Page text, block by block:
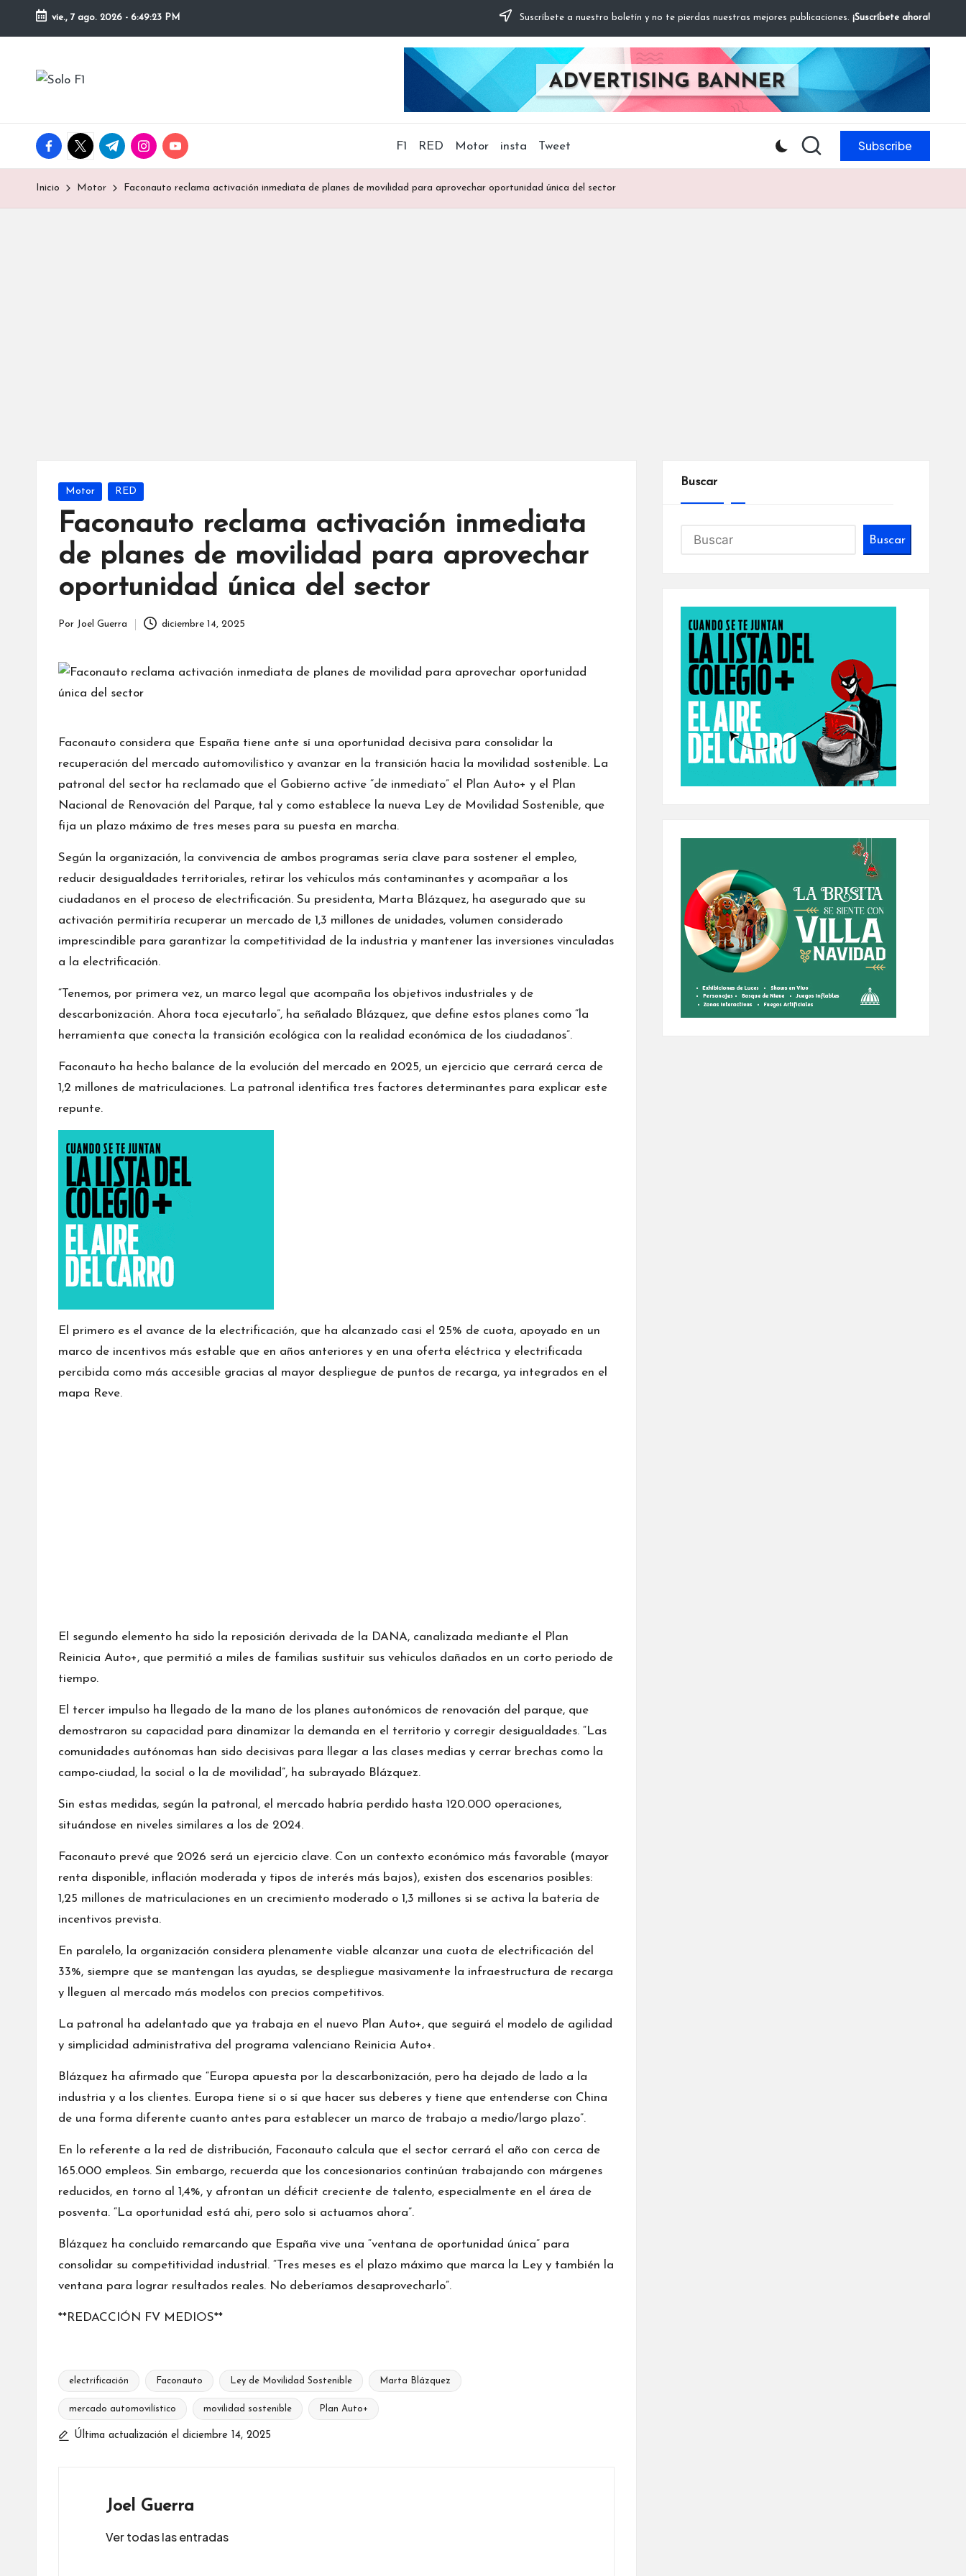
Saltar
contenido
vie., 7 ago. 2026 - 6:49:24 PM Suscríbete a nuestro boletín y no te pierdas nuestras mejores publicaciones. ¡Suscríbete ahora!
S
l
o
F
Para
la
F1
facebook.com
twitter.com
t.me instagram.com
youtube.com F1 RED Motor insta Tweet Subscribe
Inicio Motor Faconauto reclama activación inmediata de planes de movilidad para aprovechar oportunidad única del sector
Publicada
en
Motor RED
Faconauto reclama activación inmediata
de planes de movilidad para aprovechar
oportunidad única del sector
Por Joel Guerra diciembre 14, 2025
Faconauto considera que España tiene ante sí una oportunidad decisiva para consolidar la
recuperación del mercado automovilístico y avanzar en la transición hacia la movilidad sostenible. La
patronal del sector ha reclamado que el Gobierno active “de inmediato” el Plan Auto+ y el Plan
Nacional de Renovación del Parque, tal y como establece la nueva Ley de Movilidad Sostenible, que
fija un plazo máximo de tres meses para su puesta en marcha.
Según la organización, la convivencia de ambos programas sería clave para sostener el empleo,
reducir desigualdades territoriales, retirar los vehículos más contaminantes y acompañar a los
ciudadanos en el proceso de electrificación. Su presidenta, Marta Blázquez, ha asegurado que su
activación permitiría recuperar un mercado de 1,3 millones de unidades, volumen considerado
imprescindible para garantizar la competitividad de la industria y mantener las inversiones vinculadas
a la electrificación.
“Tenemos, por primera vez, un marco legal que acompaña los objetivos industriales y de
descarbonización. Ahora toca ejecutarlo”, ha señalado Blázquez, que define estos planes como “la
herramienta que conecta la transición ecológica con la realidad económica de los ciudadanos”.
Faconauto ha hecho balance de la evolución del mercado en 2025, un ejercicio que cerrará cerca de
1,2 millones de matriculaciones. La patronal identifica tres factores determinantes para explicar este
repunte.
El primero es el avance de la electrificación, que ha alcanzado casi el 25% de cuota, apoyado en un
marco de incentivos más estable que en años anteriores y en una oferta eléctrica y electrificada
percibida como más accesible gracias al mayor despliegue de puntos de recarga, ya integrados en el
mapa Reve.
El segundo elemento ha sido la reposición derivada de la DANA, canalizada mediante el Plan
Reinicia Auto+, que permitió a miles de familias sustituir sus vehículos dañados en un corto periodo de
tiempo.
El tercer impulso ha llegado de la mano de los planes autonómicos de renovación del parque, que
demostraron su capacidad para dinamizar la demanda en el territorio y corregir desigualdades. “Las
comunidades autónomas han sido decisivas para llegar a las clases medias y cerrar brechas como la
campo-ciudad, la social o la de movilidad”, ha subrayado Blázquez.
Sin estas medidas, según la patronal, el mercado habría perdido hasta 120.000 operaciones,
situándose en niveles similares a los de 2024.
Faconauto prevé que 2026 será un ejercicio clave. Con un contexto económico más favorable (mayor
renta disponible, inflación moderada y tipos de interés más bajos), existen dos escenarios posibles:
1,25 millones de matriculaciones en un crecimiento moderado o 1,3 millones si se activa la batería de
incentivos prevista.
En paralelo, la organización considera plenamente viable alcanzar una cuota de electrificación del
33%, siempre que se mantengan las ayudas, se despliegue masivamente la infraestructura de recarga
y lleguen al mercado más modelos con precios competitivos.
La patronal ha adelantado que ya trabaja en el nuevo Plan Auto+, que seguirá el modelo de agilidad
y simplicidad administrativa del programa valenciano Reinicia Auto+.
Blázquez ha afirmado que “Europa apuesta por la descarbonización, pero ha dejado de lado a la
industria y a los clientes. Europa tiene sí o sí que hacer sus deberes y tiene que entenderse con China
de una forma diferente cuanto antes para establecer un marco de trabajo a medio/largo plazo”.
En lo referente a la red de distribución, Faconauto calcula que el sector cerrará el año con cerca de
165.000 empleos. Sin embargo, recuerda que los concesionarios continúan trabajando con márgenes
reducidos, en torno al 1,4%, y afrontan un déficit creciente de talento, especialmente en el área de
posventa. “La oportunidad está ahí, pero solo si actuamos ahora”.
Blázquez ha concluido remarcando que España vive una “ventana de oportunidad única” para
consolidar su competitividad industrial. “Tres meses es el plazo máximo que marca la Ley y también la
ventana para lograr resultados reales. No deberíamos desaprovecharlo”.
**REDACCIÓN FV MEDIOS**
Etiquetas:
electrificación Faconauto Ley de Movilidad Sostenible Marta Blázquez
mercado automovilístico movilidad sostenible Plan Auto+
Última actualización el diciembre 14, 2025
Joel Guerra
Ver todas las entradas
Buscar
Buscar